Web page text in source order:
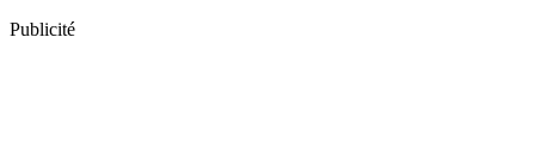
Publicité